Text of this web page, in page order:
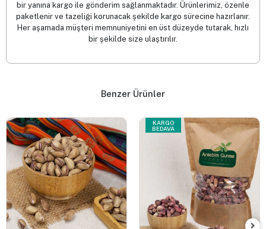
bir yanına kargo ile gönderim sağlanmaktadır. Ürünlerimiz, özenle
paketlenir ve tazeliği korunacak şekilde kargo sürecine hazırlanır.
Her aşamada müşteri memnuniyetini en üst düzeyde tutarak, hızlı
bir şekilde size ulaştırılır.
Benzer Ürünler
KARGO
BEDAVA